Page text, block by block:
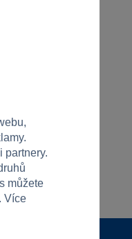
partnery.
můžete
Více